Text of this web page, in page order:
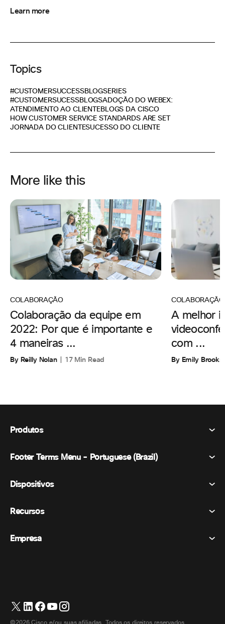
Learn more
Topics
#CUSTOMERSUCCESSBLOGSERIES
#CUSTOMERSUCESSBLOGSADOÇÃO DO WEBEX:
ATENDIMENTO AO CLIENTEBLOGS DA CISCO
HOW CUSTOMER SERVICE STANDARDS ARE SET
JORNADA DO CLIENTESUCESSO DO CLIENTE
More like this
COLABORAÇÃO
Colaboração da equipe em
2022: Por que é importante e
4 maneiras ...
By Reilly Nolan 17 Min Read
COLABORAÇÃO
A melhor
com ...
By Emily Brooks
Produtos
Webex Suite
Mensagens
Eventos
Quadro branco
Footer Terms Menu - Portuguese (Brazil)
Termos e Condições
Marcas registradas
Français (Francês)
Dispositivos
Dispositivos de sala
Fones de ouvido
Recursos
Preços
Empresa
Entre em contato com o suporte